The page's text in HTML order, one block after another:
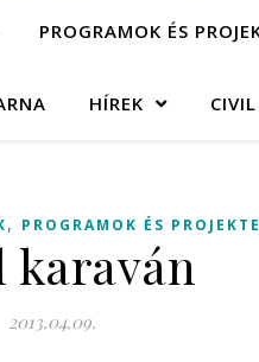
PROGRAMOK ÉS
HÍREK
, PROGRAMOK ÉS
karaván
2013.04.09.